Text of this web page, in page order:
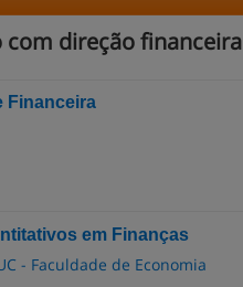
direção financeira
Financeira
em Finanças
- Faculdade de Economia